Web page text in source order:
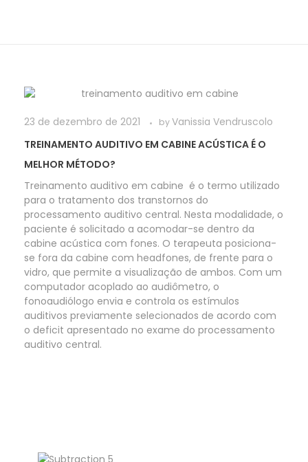
23 de dezembro de 2021 byVanissia Vendruscolo
TREINAMENTO AUDITIVO EM CABINE ACÚSTICA É O
MELHOR MÉTODO?
Treinamento auditivo em cabine é o termo utilizado
para o tratamento dos transtornos do
processamento auditivo central. Nesta modalidade, o
paciente é solicitado a acomodar-se dentro da
cabine acústica com fones. O terapeuta posiciona-
se fora da cabine com headfones, de frente para o
vidro, que permite a visualização de ambos. Com um
computador acoplado ao audiômetro, o
fonoaudiólogo envia e controla os estímulos
auditivos previamente selecionados de acordo com
o deficit apresentado no exame do processamento
auditivo central.